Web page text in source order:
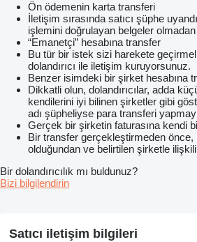
Ön ödemenin karta transferi
İletişim sırasında satıcı şüphe
işlemini doğrulayan belgeler
“Emanetçi” hesabına transfer
Bu tür bir istek sizi harekete
dolandırıcı ile iletişim kuruyorsunuz.
Benzer isimdeki bir şirket hesabına
Dikkatli olun, dolandırıcılar, adda
kendilerini iyi bilinen şirketler gibi
adı şüpheliyse para transferi
Gerçek bir şirketin faturasına kendi
Bir transfer gerçekleştirmeden önce,
olduğundan ve belirtilen şirketle
Bir dolandırıcılık mı buldunuz?
Bizi bilgilendirin
Satıcı iletişim bilgileri